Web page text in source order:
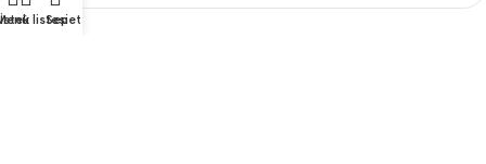
İstek listesi
Sepet